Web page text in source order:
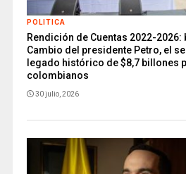
POLITICA
Rendición de Cuentas 2022-2026:
Cambio del presidente Petro, el
legado histórico de $8,7 billones
colombianos
30 julio, 2026